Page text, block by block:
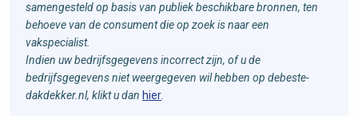
samengesteld op basis van publiek beschikbare bronnen, ten
behoeve van de consument die op zoek is naar een
vakspecialist.
Indien uw bedrijfsgegevens incorrect zijn, of u de
bedrijfsgegevens niet weergegeven wil hebben op debeste-
dakdekker.nl, klikt u dan hier